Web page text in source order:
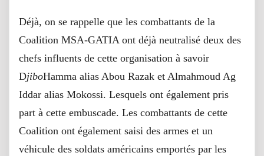
Déjà, on se rappelle que les combattants de la
Coalition MSA-GATIA ont déjà neutralisé deux des
chefs influents de cette organisation à savoir
DjiboHamma alias Abou Razak et Almahmoud Ag
Iddar alias Mokossi. Lesquels ont également pris
part à cette embuscade. Les combattants de cette
Coalition ont également saisi des armes et un
véhicule des soldats américains emportés par les